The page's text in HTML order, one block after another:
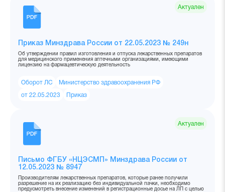
Актуален
Приказ Минздрава России от 22.05.2023 № 249н
Об утверждении правил изготовления и отпуска лекарственных препаратов
для медицинского применения аптечными организациями, имеющими
лицензию на фармацевтическую деятельность
Оборот ЛС Министерство здравоохранения РФ
от 22.05.2023 Приказ
Актуален
Письмо ФГБУ «НЦЭСМП» Минздрава России от
12.05.2023 № 8947
Производителям лекарственных препаратов, которые ранее получили
разрешение на их реализацию без индивидуальной пачки, необходимо
предусмотреть внесение изменений в регистрационные досье на ЛП с целью